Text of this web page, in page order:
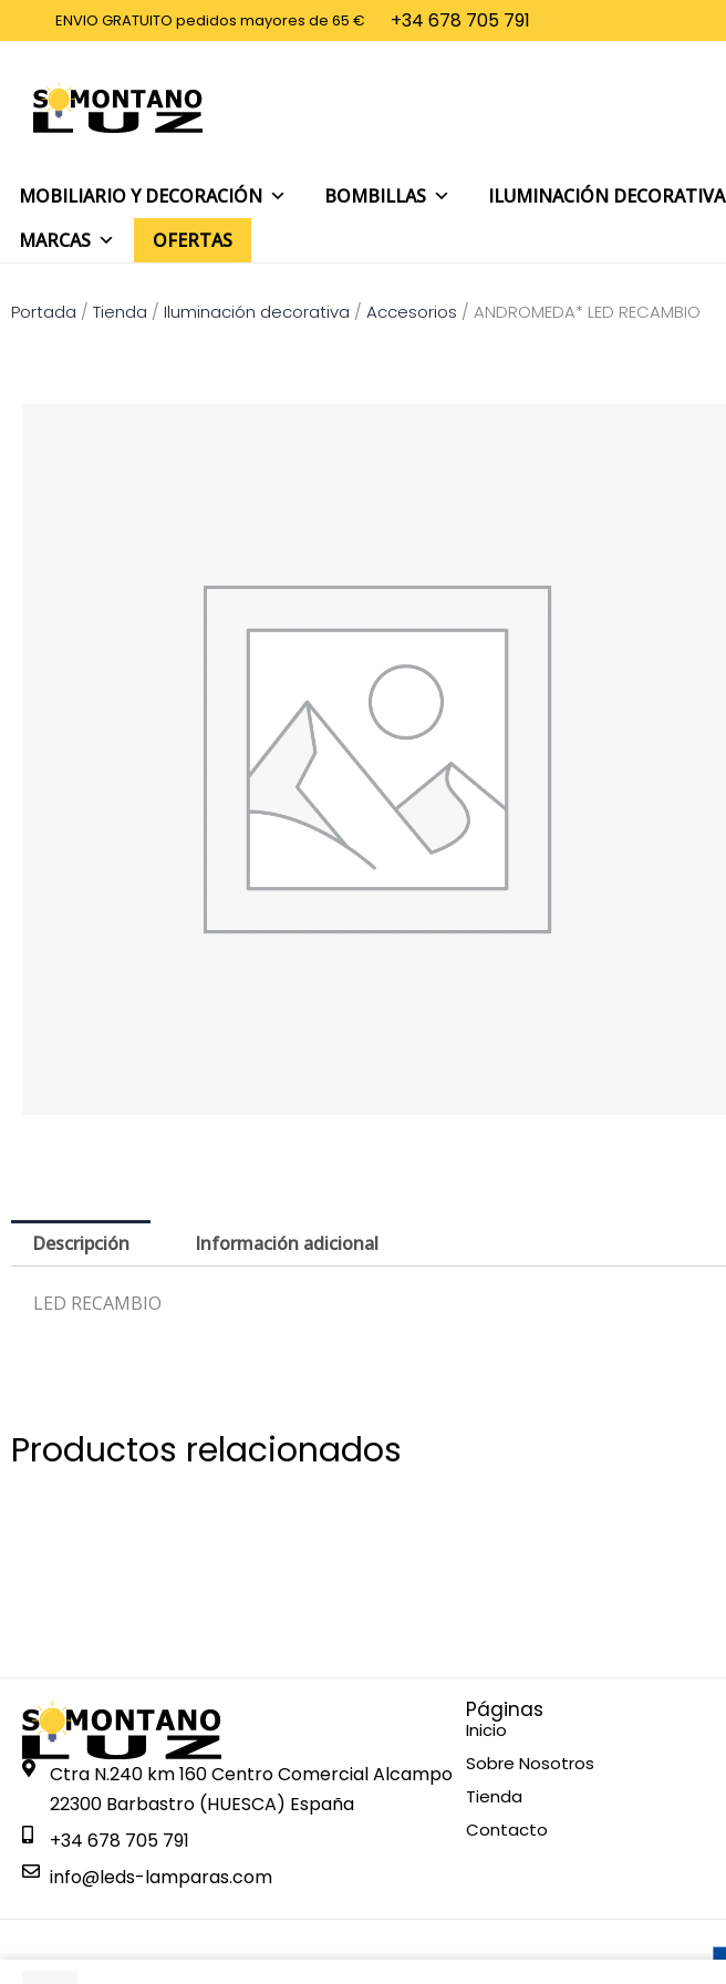
al
ENVIO GRATUITO pedidos mayores de 65 € +34 678 705 791
MOBILIARIO Y DECORACIÓN BOMBILLAS ILUMINACIÓN DECORATIVA
MARCAS
OFERTAS
Portada / Tienda / Iluminación decorativa / Accesorios / ANDROMEDA* LED RECAMBIO
Descripción Información adicional
LED RECAMBIO
Productos relacionados
Ctra N.240 km 160 Centro Comercial Alcampo
22300 Barbastro (HUESCA) España
+34 678 705 791
info@leds-lamparas.com
Páginas
Inicio
Sobre Nosotros
Tienda
Contacto